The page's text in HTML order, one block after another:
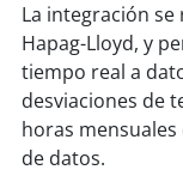
soytemuco
soy valdivia
soyosorno
La integración
Hapag-Lloyd, y
tiempo real a
desviaciones de
horas
de datos.